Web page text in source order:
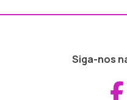
Siga-nos